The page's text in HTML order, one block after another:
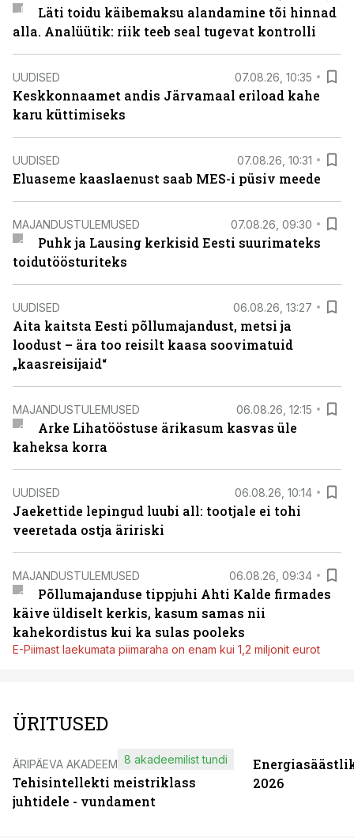
Läti toidu käibemaksu alandamine tõi hinnad
alla. Analüütik: riik teeb seal tugevat kontrolli
UUDISED 07.08.26, 10:35
Keskkonnaamet andis Järvamaal eriload kahe
karu küttimiseks
UUDISED 07.08.26, 10:31
Eluaseme kaaslaenust saab MES-i püsiv meede
MAJANDUSTULEMUSED 07.08.26, 09:30
Puhk ja Lausing kerkisid Eesti suurimateks
toidutöösturiteks
UUDISED 06.08.26, 13:27
Aita kaitsta Eesti põllumajandust, metsi ja
loodust – ära too reisilt kaasa soovimatuid
„kaasreisijaid“
MAJANDUSTULEMUSED 06.08.26, 12:15
Arke Lihatööstuse ärikasum kasvas üle
kaheksa korra
UUDISED 06.08.26, 10:14
Jaekettide lepingud luubi all: tootjale ei tohi
veeretada ostja äririski
MAJANDUSTULEMUSED 06.08.26, 09:34
Põllumajanduse tippjuhi Ahti Kalde firmades
käive üldiselt kerkis, kasum samas nii
kahekordistus kui ka sulas pooleks
E-Piimast laekumata piimaraha on enam kui 1,2 miljonit eurot
ÜRITUSED
ÄRIPÄEVA AKADEEMIA
Tehisintellekti meistriklass
juhtidele - vundament
8 akadeemilist tundi
2026